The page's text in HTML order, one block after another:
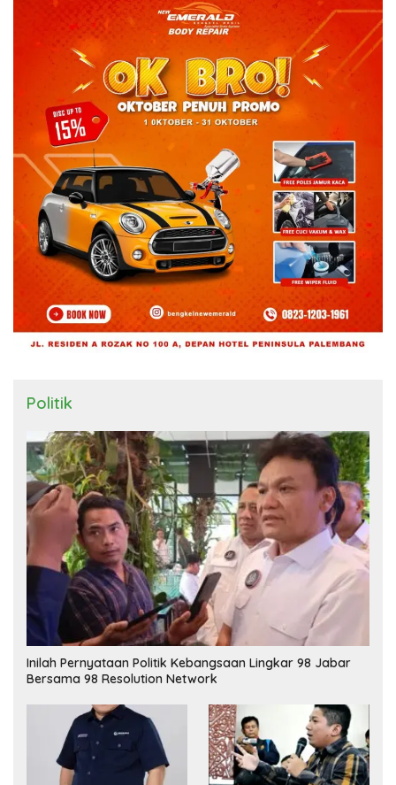
Politik
Inilah Pernyataan Politik Kebangsaan Lingkar 98 Jabar
Bersama 98 Resolution Network